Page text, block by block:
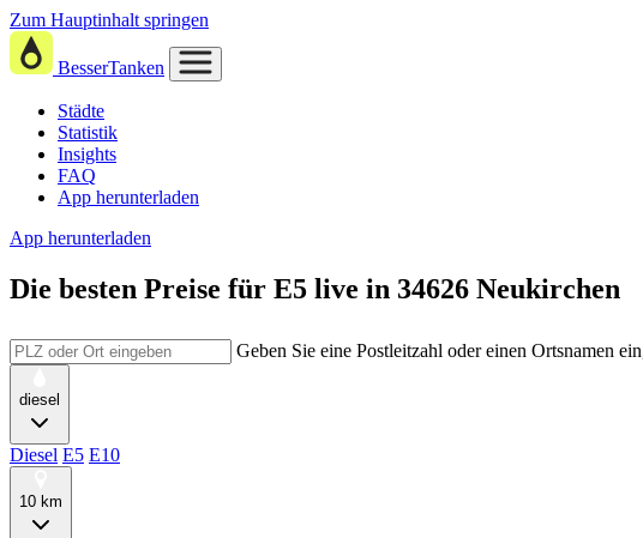
Zum Hauptinhalt springen
BesserTanken
Städte
Statistik
Insights
FAQ
App herunterladen
App herunterladen
Die besten Preise für E5 live in 34626 Neukirchen
Geben Sie eine Postleitzahl oder einen Ortsnamen
diesel
Diesel E5 E10
10 km